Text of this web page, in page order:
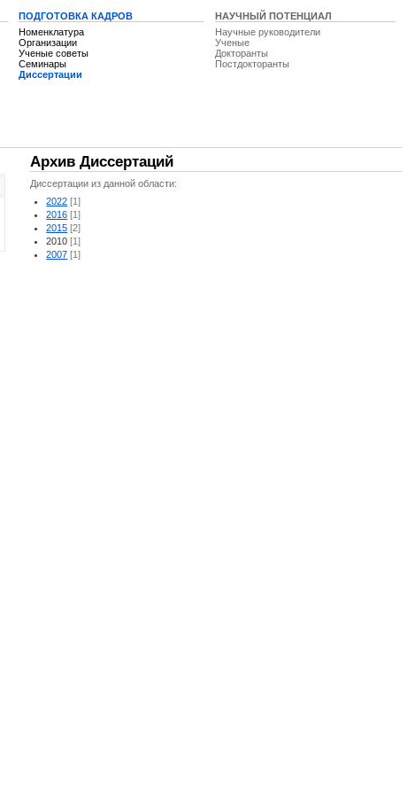
ПОДГОТОВКА КАДРОВ
Номенклатура
Организации
Ученые советы
Семинары
Диссертации
НАУЧНЫЙ ПОТЕНЦИАЛ
Научные руководители
Ученые
Докторанты
Постдокторанты
Архив Диссертаций
Диссертации из данной области:
2022 [1]
2016 [1]
2015 [2]
2010[1]
2007 [1]